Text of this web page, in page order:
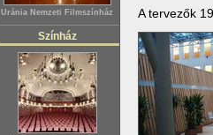
Uránia Nemzeti Filmszínház
Színház
A tervezők